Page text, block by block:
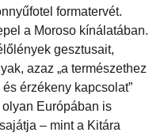
formatervét.
a Moroso kínálatában.
gesztusait,
azaz „a természethez
érzékeny kapcsolat”
Európában is
– mint a Kitára